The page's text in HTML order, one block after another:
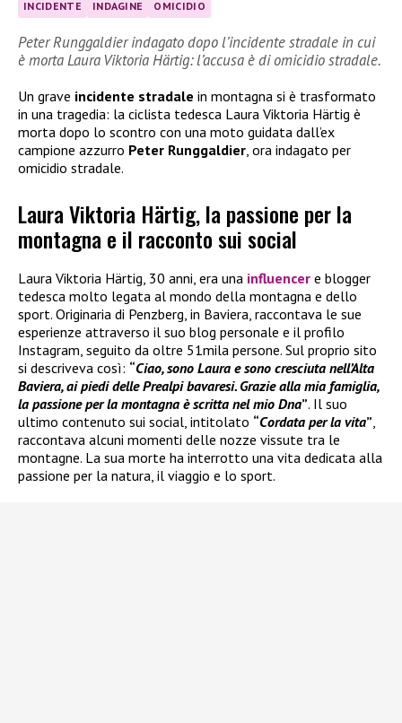
INCIDENTE INDAGINE OMICIDIO
Peter Runggaldier indagato dopo l’incidente stradale in cui
è morta Laura Viktoria Härtig: l’accusa è di omicidio stradale.
Un grave incidente stradale in montagna si è trasformato
in una tragedia: la ciclista tedesca Laura Viktoria Härtig è
morta dopo lo scontro con una moto guidata dall’ex
campione azzurro Peter Runggaldier, ora indagato per
omicidio stradale.
Laura Viktoria Härtig, la passione per la
montagna e il racconto sui social
Laura Viktoria Härtig, 30 anni, era una influencer e blogger
tedesca molto legata al mondo della montagna e dello
sport. Originaria di Penzberg, in Baviera, raccontava le sue
esperienze attraverso il suo blog personale e il profilo
Instagram, seguito da oltre 51mila persone. Sul proprio sito
si descriveva così: “Ciao, sono Laura e sono cresciuta nell’Alta
Baviera, ai piedi delle Prealpi bavaresi. Grazie alla mia famiglia,
la passione per la montagna è scritta nel mio Dna”. Il suo
ultimo contenuto sui social, intitolato “Cordata per la vita”
raccontava alcuni momenti delle nozze vissute tra le
montagne. La sua morte ha interrotto una vita dedicata alla
passione per la natura, il viaggio e lo sport.